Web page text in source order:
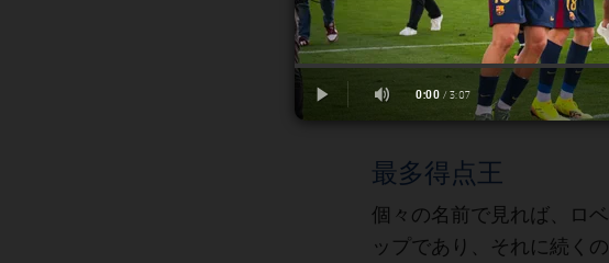
最多得点王
個々の名前で見れば、 ロ
ップであり、それに続く